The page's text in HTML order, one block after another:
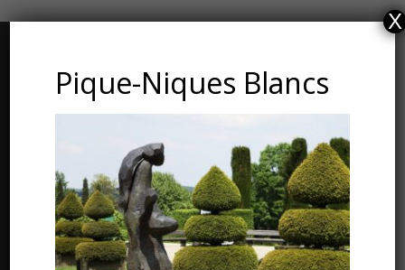
24590 Salignac-Eyvigues
Dordogne – Périgord
Téléphone : 05.53.28.99.71
Email : contact@eyrignac.com
Pique-Niques Blancs
X